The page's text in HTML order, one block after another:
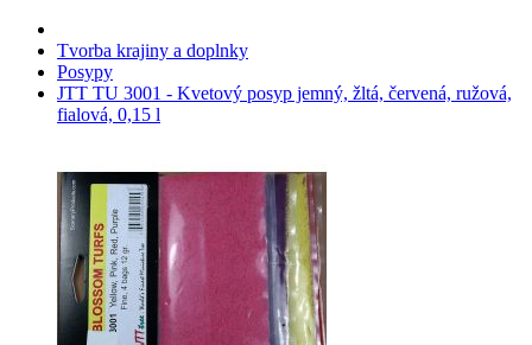
Tvorba krajiny a doplnky
Posypy
JTT TU 3001 - Kvetový posyp jemný, žltá, červená, ružová,
fialová, 0,15 l